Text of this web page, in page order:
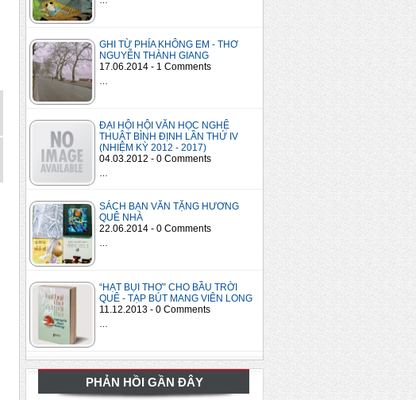
GHI TỪ PHÍA KHÔNG EM - THƠ
NGUYỄN THÀNH GIANG
17.06.2014 - 1 Comments
ĐẠI HỘI HỘI VĂN HỌC NGHỆ
THUẬT BÌNH ĐỊNH LẦN THỨ IV
(NHIỆM KỲ 2012 - 2017)
04.03.2012 - 0 Comments
SÁCH BẠN VĂN TẶNG HƯƠNG
QUÊ NHÀ
22.06.2014 - 0 Comments
“HẠT BỤI THƠ” CHO BẦU TRỜI
QUÊ - TẠP BÚT MANG VIÊN LONG
11.12.2013 - 0 Comments
PHẢN HỒI GẦN ĐÂY